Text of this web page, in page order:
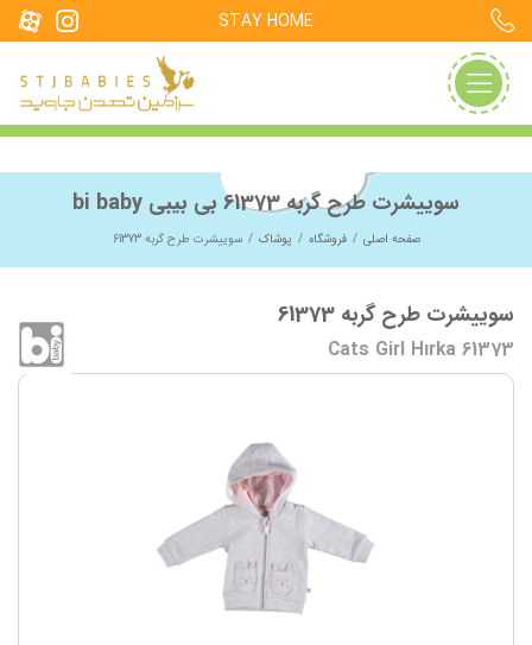
STAY HOME
سوییشرت طرح گربه 61373 بی بیبی bi baby
صفحه اصلی فروشگاه پوشاک سوییشرت طرح گربه 61373
سوییشرت طرح گربه 61373
61373 Cats Girl Hırka